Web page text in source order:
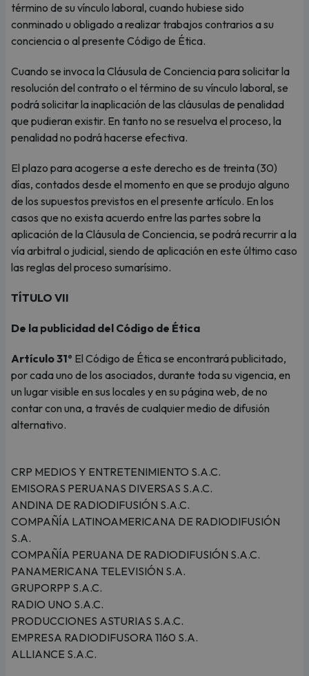
término de su vínculo laboral, cuando hubiese sido
conminado u obligado a realizar trabajos contrarios a su
conciencia o al presente Código de Ética.
Cuando se invoca la Cláusula de Conciencia para solicitar la
resolución del contrato o el término de su vínculo laboral, se
podrá solicitar la inaplicación de las cláusulas de penalidad
que pudieran existir. En tanto no se resuelva el proceso, la
penalidad no podrá hacerse efectiva.
El plazo para acogerse a este derecho es de treinta (30)
días, contados desde el momento en que se produjo alguno
de los supuestos previstos en el presente artículo. En los
casos que no exista acuerdo entre las partes sobre la
aplicación de la Cláusula de Conciencia, se podrá recurrir a la
vía arbitral o judicial, siendo de aplicación en este último caso
las reglas del proceso sumarísimo.
TÍTULO VII
De la publicidad del Código de Ética
Artículo 31º El Código de Ética se encontrará publicitado,
por cada uno de los asociados, durante toda su vigencia, en
un lugar visible en sus locales y en su página web, de no
contar con una, a través de cualquier medio de difusión
alternativo.
CRP MEDIOS Y ENTRETENIMIENTO S.A.C.
EMISORAS PERUANAS DIVERSAS S.A.C.
ANDINA DE RADIODIFUSIÓN S.A.C.
COMPAÑÍA LATINOAMERICANA DE RADIODIFUSIÓN
S.A.
COMPAÑÍA PERUANA DE RADIODIFUSIÓN S.A.C.
PANAMERICANA TELEVISIÓN S.A.
GRUPORPP S.A.C.
RADIO UNO S.A.C.
PRODUCCIONES ASTURIAS S.A.C.
EMPRESA RADIODIFUSORA 1160 S.A.
ALLIANCE S.A.C.